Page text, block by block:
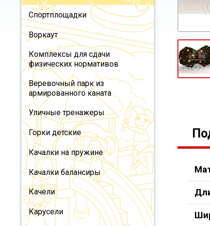
Спортплощадки
Воркаут
Комплексы для сдачи
физических нормативов
Веревочный парк из
армированного каната
Уличные тренажеры
Горки детские
Качалки на пружине
Качалки балансиры
Качели
Карусели